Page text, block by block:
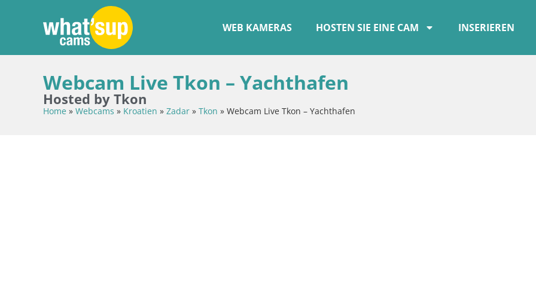
WEB KAMERAS HOSTEN SIE EINE CAM INSERIEREN
Webcam Live Tkon – Yachthafen
Hosted by Tkon
Home » Webcams » Kroatien » Zadar » Tkon » Webcam Live Tkon – Yachthafen